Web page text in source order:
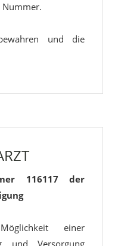
Nummer.
und die
116117 der
einer
und Versorgung